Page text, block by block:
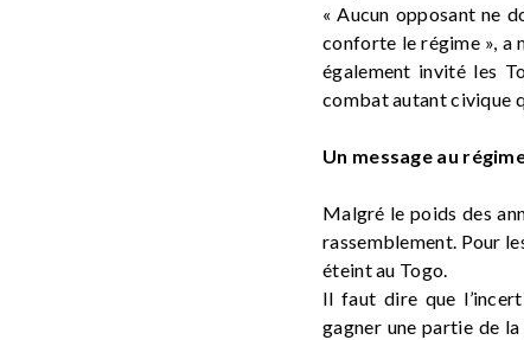
« Aucun opposant ne
conforte le régime », a
également invité les
combat autant civique
Un message au
Malgré le poids des
rassemblement. Pour
éteint au Togo.
Il faut dire que
gagner une partie de